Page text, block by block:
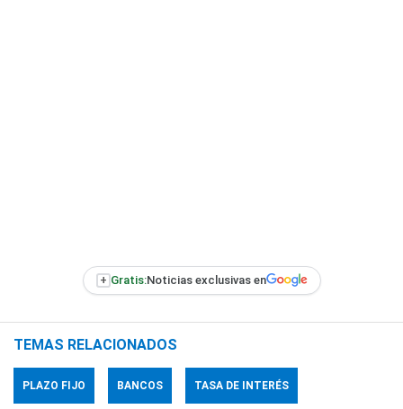
+ Gratis:Noticias exclusivas en
TEMAS RELACIONADOS
PLAZO FIJO BANCOS TASA DE INTERÉS